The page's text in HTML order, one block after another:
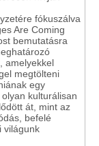
fókuszálva
Are Coming
bemutatásra
amelyekkel
megtölteni
egy
kulturálisan
át, mint az
befelé
világunk